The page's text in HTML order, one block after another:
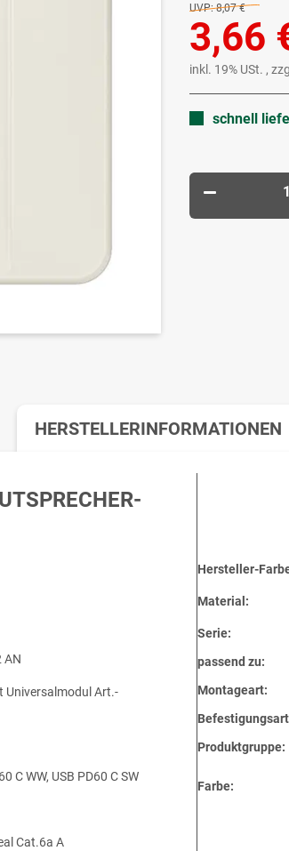
UVP: 8,07 €
3,66
inkl. 19% USt. ,
schnell
HERSTELLERINFORMATIONEN
AN
Universalmodul Art.-
C WW, USB PD60 C SW
Cat.6a A
Hersteller-
Material:
Serie:
passend zu:
Montageart:
Produktgruppe:
Farbe: